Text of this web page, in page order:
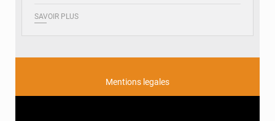
SAVOIR PLUS
Mentions legales